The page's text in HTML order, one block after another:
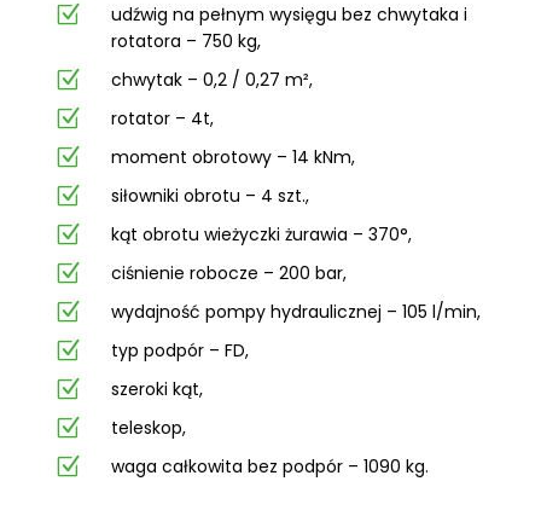
Z
udźwig na pełnym wysięgu bez chwytaka i
rotatora – 750 kg,
Z chwytak – 0,2 / 0,27 m²,
Z rotator – 4t,
Z moment obrotowy – 14 kNm,
Z siłowniki obrotu – 4 szt.,
Z kąt obrotu wieżyczki żurawia – 370°,
Z ciśnienie robocze – 200 bar,
Z wydajność pompy hydraulicznej – 105 l/min,
Z typ podpór – FD,
Z szeroki kąt,
Z teleskop,
Z waga całkowita bez podpór – 1090 kg.